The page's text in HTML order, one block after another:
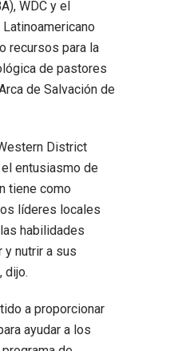
WDC y el
recursos para la
de pastores
de Salvación de
District
entusiasmo de
tiene como
líderes locales
habilidades
y nutrir a sus
dijo.
a proporcionar
ayudar a los